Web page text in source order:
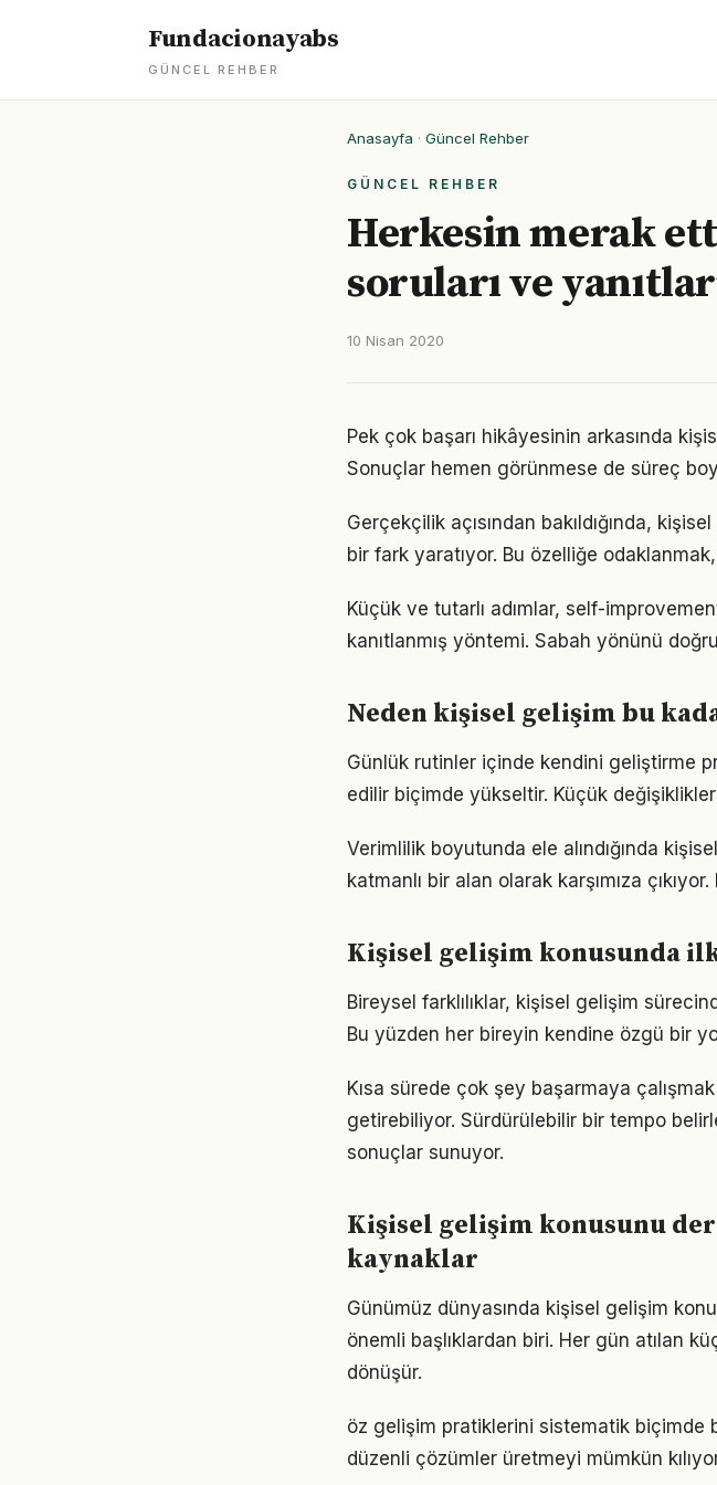
Fundacionayabs
GÜNCEL REHBER
Anasayfa · Güncel Rehber
GÜNCEL REHBER
Herkesin merak
soruları ve
10 Nisan 2020
Pek çok başarı hikâyesinin arkasında
Sonuçlar hemen görünmese de süreç
Gerçekçilik açısından bakıldığında,
bir fark yaratıyor. Bu özelliğe
Küçük ve tutarlı adımlar, self-
kanıtlanmış yöntemi. Sabah yönünü
Neden kişisel gelişim bu
Günlük rutinler içinde kendini geliştirme
edilir biçimde yükseltir. Küçük
Verimlilik boyutunda ele alındığında
katmanlı bir alan olarak karşımıza
Kişisel gelişim konusunda ilk
Bireysel farklılıklar, kişisel gelişim
Bu yüzden her bireyin kendine özgü bir
Kısa sürede çok şey başarmaya
getirebiliyor. Sürdürülebilir bir tempo
sonuçlar sunuyor.
Kişisel gelişim konusunu
kaynaklar
Günümüz dünyasında kişisel gelişim
önemli başlıklardan biri. Her gün atılan
dönüşür.
öz gelişim pratiklerini sistematik biçimde
düzenli çözümler üretmeyi mümkün